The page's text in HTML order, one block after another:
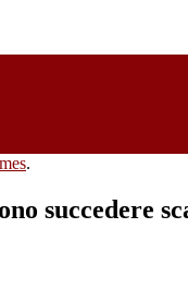
.
succedere